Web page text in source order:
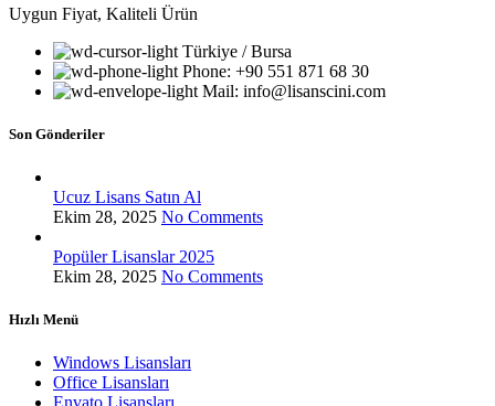
Uygun Fiyat, Kaliteli Ürün
Türkiye / Bursa
Phone: +90 551 871 68 30
Mail: info@lisanscini.com
Son Gönderiler
Ucuz Lisans Satın Al
Ekim 28, 2025 No Comments
Popüler Lisanslar 2025
Ekim 28, 2025 No Comments
Hızlı Menü
Windows Lisansları
Office Lisansları